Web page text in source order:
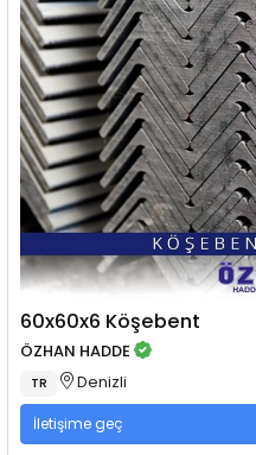
60x60x6 Köşebent
ÖZHAN HADDE
TR Denizli
İletişime geç